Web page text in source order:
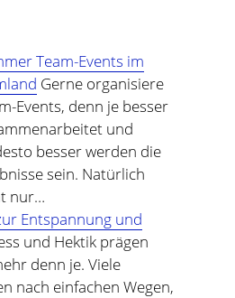
Team-Events im
Gerne organisiere
Events, denn je besser
und
besser werden die
sein. Natürlich
nur…
Entspannung und
und Hektik prägen
denn je. Viele
nach einfachen Wegen,